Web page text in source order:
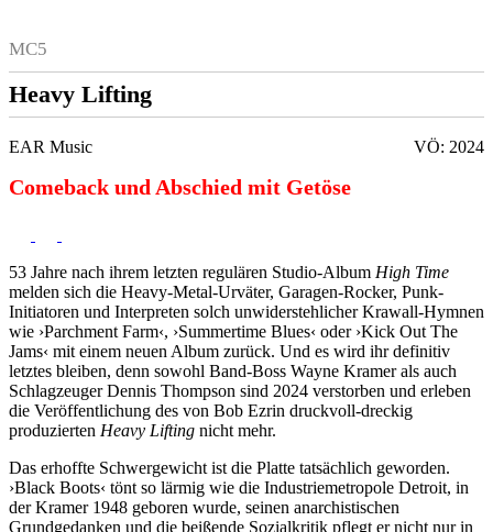
MC5
Heavy Lifting
EAR Music VÖ: 2024
Comeback und Abschied mit Getöse
53 Jahre nach ihrem letzten regulären Studio-Album High Time
melden sich die Heavy-Metal-Urväter, Garagen-Rocker, Punk-
Initiatoren und Interpreten solch unwiderstehlicher Krawall-Hymnen
wie ›Parchment Farm‹, ›Summertime Blues‹ oder ›Kick Out The
Jams‹ mit einem neuen Album zurück. Und es wird ihr definitiv
letztes bleiben, denn sowohl Band-Boss Wayne Kramer als auch
Schlagzeuger Dennis Thompson sind 2024 verstorben und erleben
die Veröffentlichung des von Bob Ezrin druckvoll-dreckig
produzierten Heavy Lifting nicht mehr.
Das erhoffte Schwergewicht ist die Platte tatsächlich geworden.
›Black Boots‹ tönt so lärmig wie die Industriemetropole Detroit, in
der Kramer 1948 geboren wurde, seinen anarchistischen
Grundgedanken und die beißende Sozialkritik pflegt er nicht nur in